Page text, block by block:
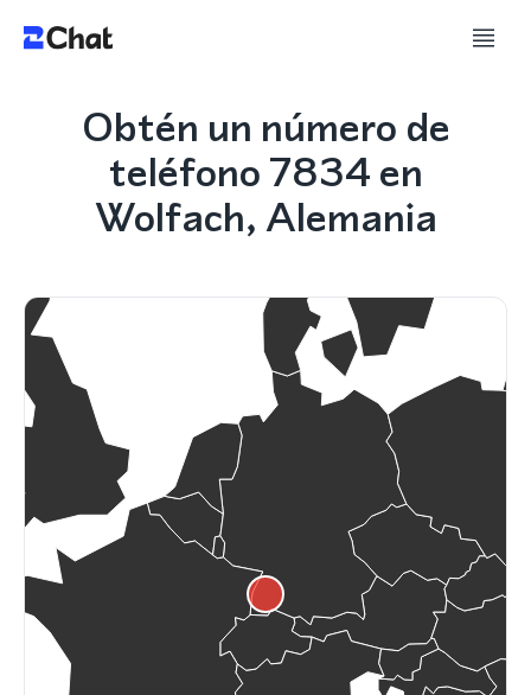
Obtén un número de
teléfono 7834 en
Wolfach, Alemania